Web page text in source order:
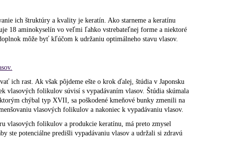
ich štruktúry a kvality je keratín. Ako starneme a keratínu
18 aminokyselín vo veľmi ľahko vstrebateľnej forme a niektoré
môže byť kľúčom k udržaniu optimálneho stavu vlasov.
ich rast. Ak však pôjdeme ešte o krok ďalej, štúdia v Japonsku
vlasových folikulov súvisí s vypadávaním vlasov. Štúdia skúmala
chýbal typ XVII, sa poškodené kmeňové bunky zmenili na
vlasových folikulov a nakoniec k vypadávaniu vlasov.
vlasových folikulov a produkcie keratínu, má preto zmysel
ste potenciálne predišli vypadávaniu vlasov a udržali si zdravú